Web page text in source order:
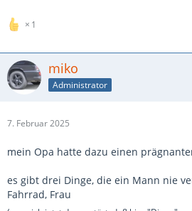
1
miko
Administrator
7. Februar 2025
mein Opa hatte dazu einen
es gibt drei Dinge, die ein Mann nie
Fahrrad, Frau